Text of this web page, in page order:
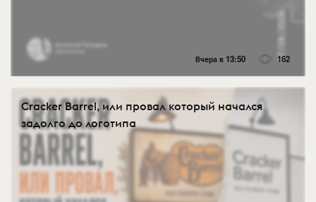
Вчера в 13:50 162
Cracker Barrel, или провал который начался
задолго до логотипа